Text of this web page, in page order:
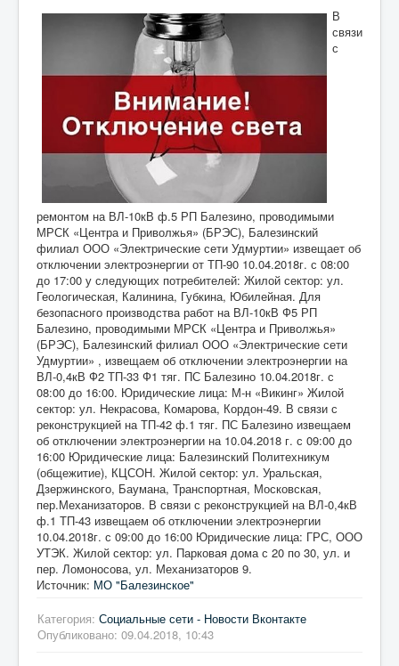
В
связи
с
ремонтом на ВЛ-10кВ ф.5 РП Балезино, проводимыми
МРСК «Центра и Приволжья» (БРЭС), Балезинский
филиал ООО «Электрические сети Удмуртии» извещает об
отключении электроэнергии от ТП-90 10.04.2018г. с 08:00
до 17:00 у следующих потребителей: Жилой сектор: ул.
Геологическая, Калинина, Губкина, Юбилейная. Для
безопасного производства работ на ВЛ-10кВ Ф5 РП
Балезино, проводимыми МРСК «Центра и Приволжья»
(БРЭС), Балезинский филиал ООО «Электрические сети
Удмуртии» , извещаем об отключении электроэнергии на
ВЛ-0,4кВ Ф2 ТП-33 Ф1 тяг. ПС Балезино 10.04.2018г. с
08:00 до 16:00. Юридические лица: М-н «Викинг» Жилой
сектор: ул. Некрасова, Комарова, Кордон-49. В связи с
реконструкцией на ТП-42 ф.1 тяг. ПС Балезино извещаем
об отключении электроэнергии на 10.04.2018 г. с 09:00 до
16:00 Юридические лица: Балезинский Политехникум
(общежитие), КЦСОН. Жилой сектор: ул. Уральская,
Дзержинского, Баумана, Транспортная, Московская,
пер.Механизаторов. В связи с реконструкцией на ВЛ-0,4кВ
ф.1 ТП-43 извещаем об отключении электроэнергии
10.04.2018г. с 09:00 до 16:00 Юридические лица: ГРС, ООО
УТЭК. Жилой сектор: ул. Парковая дома с 20 по 30, ул. и
пер. Ломоносова, ул. Механизаторов 9.
Источник: МО "Балезинское"
Категория: Социальные сети - Новости Вконтакте
Опубликовано: 09.04.2018, 10:43